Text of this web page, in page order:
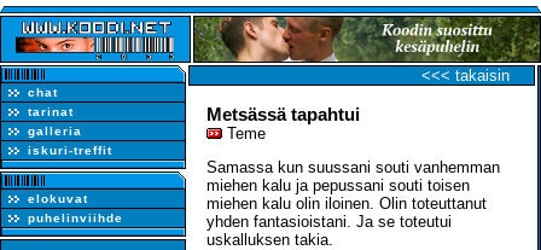
chat
tarinat
galleria
iskuri-treffit
elokuvat
puhelinviihde
<<< takaisin
Metsässä tapahtui
Teme
Samassa kun suussani souti vanhemman
miehen kalu ja pepussani souti toisen
miehen kalu olin iloinen. Olin toteuttanut
yhden fantasioistani. Ja se toteutui
uskalluksen takia.